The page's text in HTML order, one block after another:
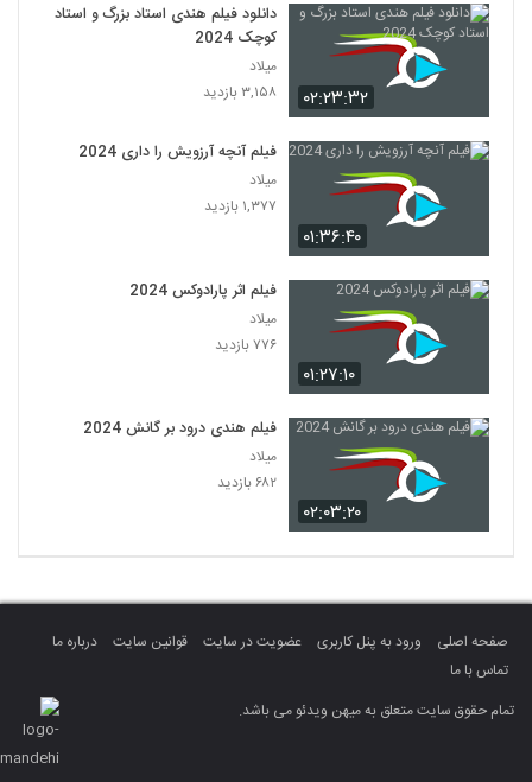
۰۲:۲۳:۳۲
دانلود فیلم هندی استاد بزرگ و استاد
کوچک 2024
میلاد
۳,۱۵۸ بازدید
۰۱:۳۶:۴۰
فیلم آنچه آرزویش را داری 2024
میلاد
۱,۳۷۷ بازدید
۰۱:۲۷:۱۰
فیلم اثر پارادوکس 2024
میلاد
۷۷۶ بازدید
۰۲:۰۳:۲۰
فیلم هندی درود بر گانش 2024
میلاد
۶۸۲ بازدید
صفحه اصلی ورود به پنل کاربری عضویت در سایت قوانین سایت
درباره ما
تماس با ما
تمام حقوق سایت متعلق به میهن ویدئو می باشد.